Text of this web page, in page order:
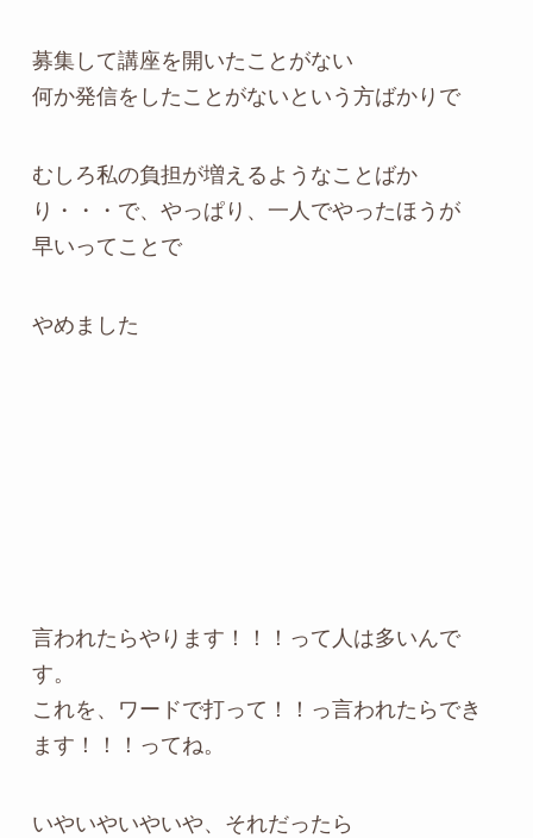
募集して講座を開いたことがない
何か発信をしたことがないという方ばかりで
むしろ私の負担が増えるようなことばか
り・・・で、やっぱり、一人でやったほうが
早いってことで
やめました
言われたらやります！！！って人は多いんで
す。
これを、ワードで打って！！っ言われたらでき
ます！！！ってね。
いやいやいやいや、それだったら